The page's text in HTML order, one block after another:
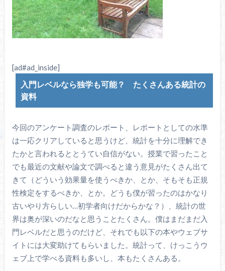
[ad#ad_inside]
入門レベルなら独学も可能？ たくさんある統計の
資料
今回のアンケート調査のレポート、レポートとしての水準
は一応クリアしていると思うけど、統計を十分に理解でき
たかと言われるととうてい自信がない。授業で習ったこと
でも最近の文献や論文で調べると違う意見がたくさん出て
きて（どういう効果量を使うべきか、とか、そもそも正規
性検定をするべきか、とか。どうも僕が習ったのはかなり
古いやり方らしい…初学者向けだからかな？）、統計の世
界は奥が深いのだなと思うことたくさん。僕はまだまだ入
門レベルだと思うのだけど、それでも以下の本やウェブサ
イトには大変助けてもらいました。統計って、けっこうウ
ェブ上で学べる資料も多いし、本もたくさんある。